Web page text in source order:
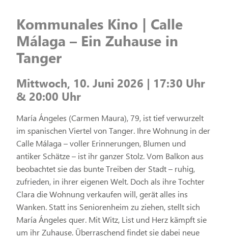
Kommunales Kino | Calle
Málaga – Ein Zuhause in
Tanger
Mittwoch, 10. Juni 2026 | 17:30 Uhr
& 20:00 Uhr
María Ángeles (Carmen Maura), 79, ist tief verwurzelt
im spanischen Viertel von Tanger. Ihre Wohnung in der
Calle Málaga – voller Erinnerungen, Blumen und
antiker Schätze – ist ihr ganzer Stolz. Vom Balkon aus
beobachtet sie das bunte Treiben der Stadt – ruhig,
zufrieden, in ihrer eigenen Welt. Doch als ihre Tochter
Clara die Wohnung verkaufen will, gerät alles ins
Wanken. Statt ins Seniorenheim zu ziehen, stellt sich
María Ángeles quer. Mit Witz, List und Herz kämpft sie
um ihr Zuhause. Überraschend findet sie dabei neue